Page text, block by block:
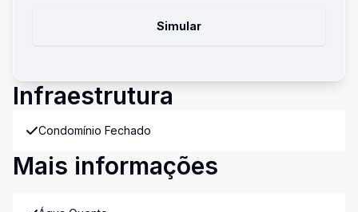
Simular
Infraestrutura
Condomínio Fechado
Mais informações